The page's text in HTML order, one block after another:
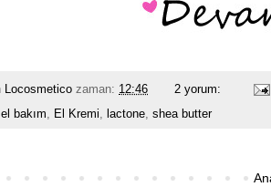
Locosmetico zaman: 12:46
2 yorum:
el bakım, El Kremi, lactone, shea butter